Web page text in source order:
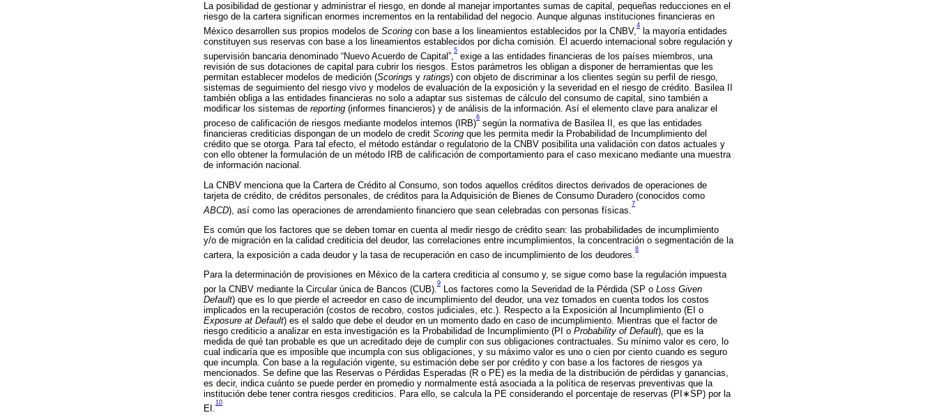
La posibilidad de gestionar y administrar el riesgo, en donde al manejar importantes sumas de capital, pequeñas reducciones en el
riesgo de la cartera significan enormes incrementos en la rentabilidad del negocio. Aunque algunas instituciones financieras en
México desarrollen sus propios modelos de Scoring con base a los lineamientos establecidos por la CNBV,
4
la mayoría entidades
constituyen sus reservas con base a los lineamientos establecidos por dicha comisión. El acuerdo internacional sobre regulación y
supervisión bancaria denominado “Nuevo Acuerdo de Capital”,
5
exige a las entidades financieras de los países miembros, una
revisión de sus dotaciones de capital para cubrir los riesgos. Estos parámetros les obligan a disponer de herramientas que les
permitan establecer modelos de medición (Scorings y ratings) con objeto de discriminar a los clientes según su perfil de riesgo,
sistemas de seguimiento del riesgo vivo y modelos de evaluación de la exposición y la severidad en el riesgo de crédito. Basilea II
también obliga a las entidades financieras no solo a adaptar sus sistemas de cálculo del consumo de capital, sino también a
modificar los sistemas de reporting (informes financieros) y de análisis de la información. Así el elemento clave para analizar el
proceso de calificación de riesgos mediante modelos internos (IRB)
6
según la normativa de Basilea II, es que las entidades
financieras crediticias dispongan de un modelo de credit Scoring que les permita medir la Probabilidad de Incumplimiento del
crédito que se otorga. Para tal efecto, el método estándar o regulatorio de la CNBV posibilita una validación con datos actuales y
con ello obtener la formulación de un método IRB de calificación de comportamiento para el caso mexicano mediante una muestra
de información nacional.
La CNBV menciona que la Cartera de Crédito al Consumo, son todos aquellos créditos directos derivados de operaciones de
tarjeta de crédito, de créditos personales, de créditos para la Adquisición de Bienes de Consumo Duradero (conocidos como
ABCD), así como las operaciones de arrendamiento financiero que sean celebradas con personas físicas.
7
Es común que los factores que se deben tomar en cuenta al medir riesgo de crédito sean: las probabilidades de incumplimiento
y/o de migración en la calidad crediticia del deudor, las correlaciones entre incumplimientos, la concentración o segmentación de la
cartera, la exposición a cada deudor y la tasa de recuperación en caso de incumplimiento de los deudores.
8
Para la determinación de provisiones en México de la cartera crediticia al consumo y, se sigue como base la regulación impuesta
por la CNBV mediante la Circular única de Bancos (CUB).
9
Los factores como la Severidad de la Pérdida (SP o Loss Given
Default) que es lo que pierde el acreedor en caso de incumplimiento del deudor, una vez tomados en cuenta todos los costos
implicados en la recuperación (costos de recobro, costos judiciales, etc.). Respecto a la Exposición al Incumplimiento (EI o
Exposure at Default) es el saldo que debe el deudor en un momento dado en caso de incumplimiento. Mientras que el factor de
riesgo crediticio a analizar en esta investigación es la Probabilidad de Incumplimiento (PI o Probability of Default), que es la
medida de qué tan probable es que un acreditado deje de cumplir con sus obligaciones contractuales. Su mínimo valor es cero, lo
cual indicaría que es imposible que incumpla con sus obligaciones, y su máximo valor es uno o cien por ciento cuando es seguro
que incumpla. Con base a la regulación vigente, su estimación debe ser por crédito y con base a los factores de riesgos ya
mencionados. Se define que las Reservas o Pérdidas Esperadas (R o PE) es la media de la distribución de pérdidas y ganancias,
es decir, indica cuánto se puede perder en promedio y normalmente está asociada a la política de reservas preventivas que la
institución debe tener contra riesgos crediticios. Para ello, se calcula la PE considerando el porcentaje de reservas (PI∗SP) por la
EI.
10